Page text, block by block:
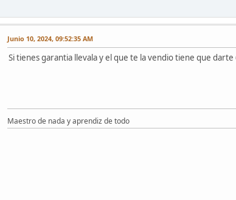
Junio 10, 2024, 09:52:35 AM
Si tienes garantia llevala y el que te la vendio tiene que
Maestro de nada y aprendiz de todo